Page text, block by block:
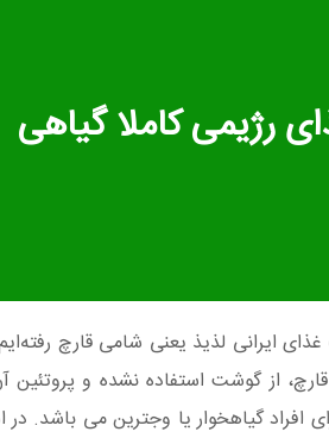
رژیمی کاملا گیاهی
ایرانی لذیذ یعنی شامی قارچ
از گوشت استفاده نشده و
گیاهخوار یا وجترین می باشد. در